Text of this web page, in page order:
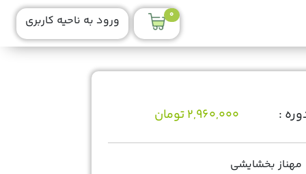
0 ورود به ناحیه کاربری
: 2,960,000 تومان
مهناز بخشایشی